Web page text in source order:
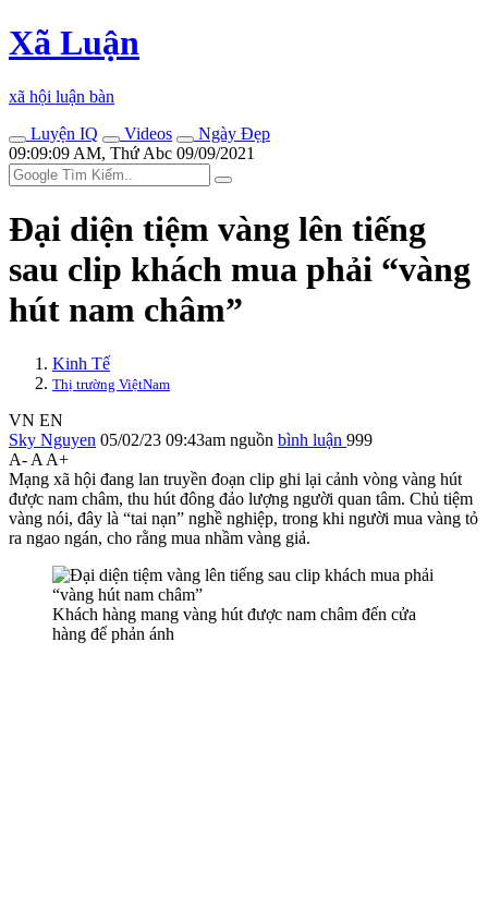
Xã Luận
xã hội luận bàn
Luyện IQ
Videos
Ngày Đẹp
09:09:09 AM, Thứ Abc 09/09/2021
Đại diện tiệm vàng lên tiếng
sau clip khách mua phải “vàng
hút nam châm”
Kinh Tế
Thị trường ViệtNam
VN EN
Sky Nguyen 05/02/23 09:43am nguồn bình luận 999
A- A A+
Mạng xã hội đang lan truyền đoạn clip ghi lại cảnh vòng vàng hút
được nam châm, thu hút đông đảo lượng người quan tâm. Chủ tiệm
vàng nói, đây là “tai nạn” nghề nghiệp, trong khi người mua vàng tỏ
ra ngao ngán, cho rằng mua nhầm vàng giả.
Khách hàng mang vàng hút được nam châm đến cửa
hàng để phản ánh